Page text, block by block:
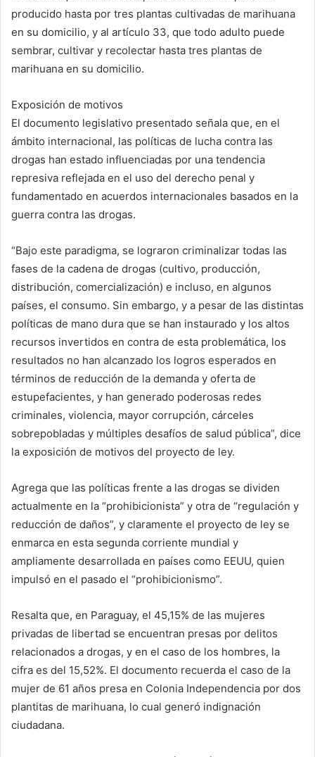
producido hasta por tres plantas cultivadas de marihuana
en su domicilio, y al artículo 33, que todo adulto puede
sembrar, cultivar y recolectar hasta tres plantas de
marihuana en su domicilio.
Exposición de motivos
El documento legislativo presentado señala que, en el
ámbito internacional, las políticas de lucha contra las
drogas han estado influenciadas por una tendencia
represiva reflejada en el uso del derecho penal y
fundamentado en acuerdos internacionales basados en la
guerra contra las drogas.
“Bajo este paradigma, se lograron criminalizar todas las
fases de la cadena de drogas (cultivo, producción,
distribución, comercialización) e incluso, en algunos
países, el consumo. Sin embargo, y a pesar de las distintas
políticas de mano dura que se han instaurado y los altos
recursos invertidos en contra de esta problemática, los
resultados no han alcanzado los logros esperados en
términos de reducción de la demanda y oferta de
estupefacientes, y han generado poderosas redes
criminales, violencia, mayor corrupción, cárceles
sobrepobladas y múltiples desafíos de salud pública”, dice
la exposición de motivos del proyecto de ley.
Agrega que las políticas frente a las drogas se dividen
actualmente en la “prohibicionista” y otra de “regulación y
reducción de daños”, y claramente el proyecto de ley se
enmarca en esta segunda corriente mundial y
ampliamente desarrollada en países como EEUU, quien
impulsó en el pasado el “prohibicionismo”.
Resalta que, en Paraguay, el 45,15% de las mujeres
privadas de libertad se encuentran presas por delitos
relacionados a drogas, y en el caso de los hombres, la
cifra es del 15,52%. El documento recuerda el caso de la
mujer de 61 años presa en Colonia Independencia por dos
plantitas de marihuana, lo cual generó indignación
ciudadana.